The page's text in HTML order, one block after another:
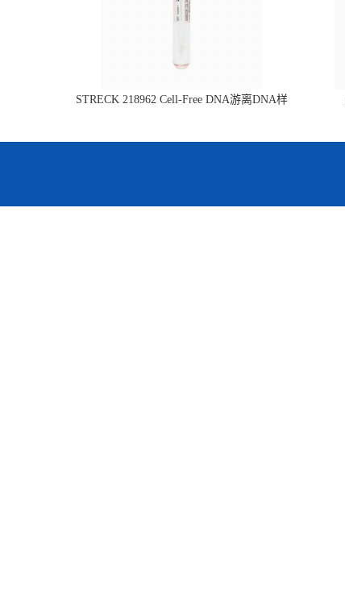
STRECK 218962 Cell-Free DNA游离DNA样